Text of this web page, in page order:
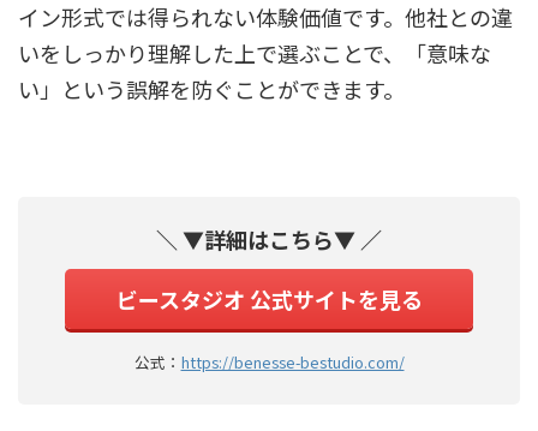
イン形式では得られない体験価値です。他社との違
いをしっかり理解した上で選ぶことで、「意味な
い」という誤解を防ぐことができます。
＼ ▼詳細はこちら▼ ／
ビースタジオ 公式サイトを見る
公式： https://benesse-bestudio.com/